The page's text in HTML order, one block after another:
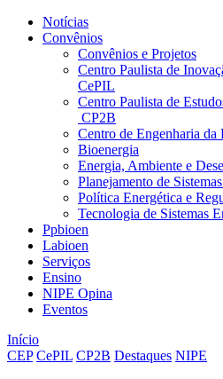
Notícias
Convênios
Convênios e Projetos
Centro Paulista de
CePIL
Centro Paulista de
CP2B
Centro de Engenharia da
Bioenergia
Energia, Ambiente e
Planejamento de
Política Energética e
Tecnologia de Sistemas
Ppbioen
Labioen
Serviços
Ensino
NIPE Opina
Eventos
Início
CEP CePIL CP2B Destaques NIPE